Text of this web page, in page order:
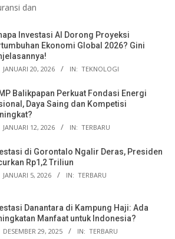
dan
Investasi AI Dorong Proyeksi
Ekonomi Global 2026? Gini
JANUARI 20, 2026 IN: TEKNOLOGI
Balikpapan Perkuat Fondasi Energi
Daya Saing dan Kompetisi
JANUARI 12, 2026 IN: TERBARU
di Gorontalo Ngalir Deras, Presiden
Rp1,2 Triliun
JANUARI 5, 2026 IN: TERBARU
Danantara di Kampung Haji: Ada
Manfaat untuk Indonesia?
DESEMBER 29, 2025 IN: TERBARU